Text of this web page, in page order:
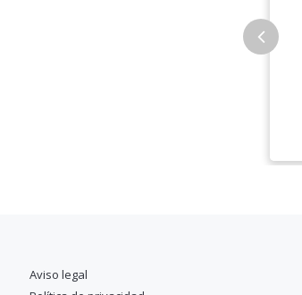
Aviso legal